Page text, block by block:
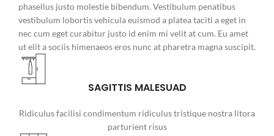
phasellus justo molestie bibendum. Vestibulum penatibus
vestibulum lobortis vehicula euismod a platea taciti a eget in
nec cum eget curabitur justo id enim mi velit at cum. Eu amet
ut elit a sociis himenaeos eros nunc at pharetra magna suscipit.
SAGITTIS MALESUAD
Ridiculus facilisi condimentum ridiculus tristique nostra litora
parturient risus